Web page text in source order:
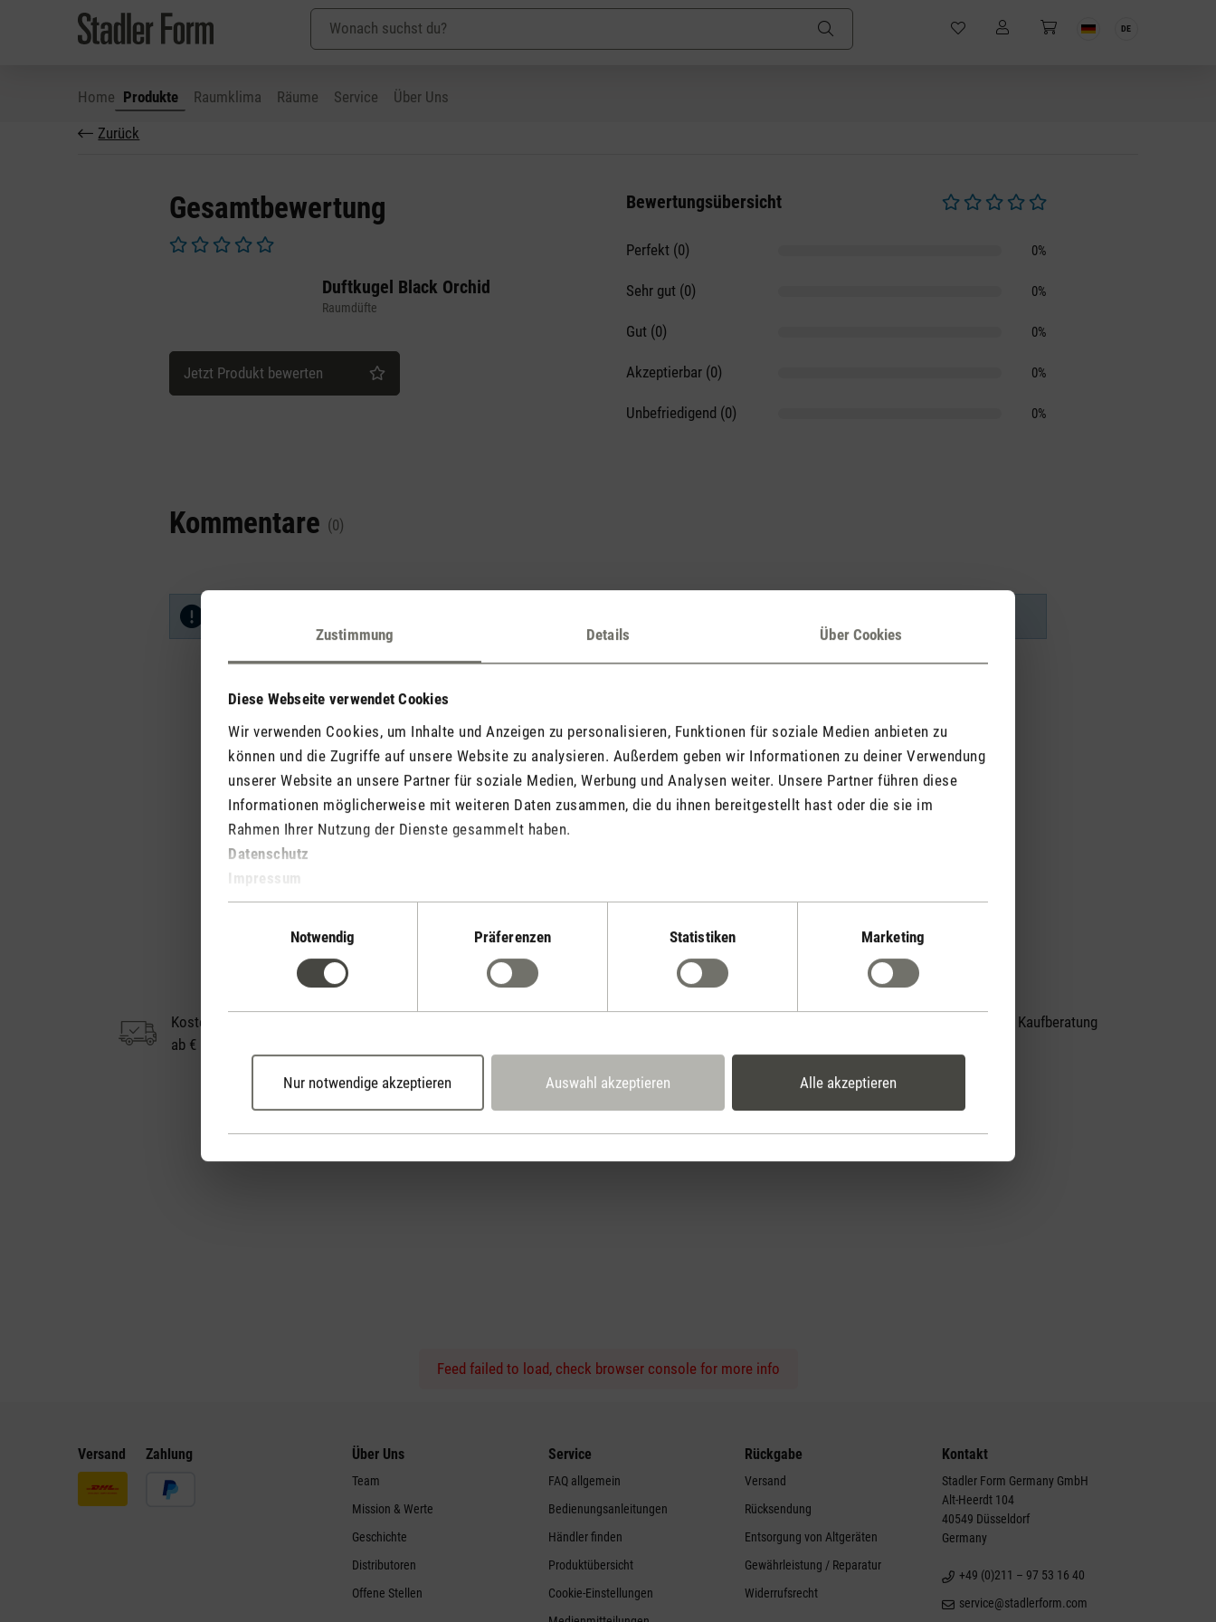
Zustimmung Details Über Cookies
Diese Webseite verwendet Cookies
Wir verwenden Cookies, um Inhalte und Anzeigen zu personalisieren, Funktionen für soziale Medien anbieten zu
können und die Zugriffe auf unsere Website zu analysieren. Außerdem geben wir Informationen zu deiner Verwendung
unserer Website an unsere Partner für soziale Medien, Werbung und Analysen weiter. Unsere Partner führen diese
Informationen möglicherweise mit weiteren Daten zusammen, die du ihnen bereitgestellt hast oder die sie im
Rahmen Ihrer Nutzung der Dienste gesammelt haben.
Datenschutz
Impressum
Notwendig
Präferenzen Statistiken Marketing
Nur notwendige akzeptieren Auswahl akzeptieren Alle akzeptieren
Hauptinhalt springen
Zur Suche springen
Zur Hauptnavigation springen
DE
Home Produkte Raumklima Räume Service
Über Uns
Zurück
Gesamtbewertung
Duftkugel Black Orchid
Raumdüfte
Jetzt Produkt bewerten
Bewertungsübersicht
Perfekt (0) 0%
Sehr gut (0) 0%
Gut (0) 0%
Akzeptierbar (0) 0%
Unbefriedigend (0) 0%
Kommentare (0)
Jetzt Produkt bewerten
Kostenloser Versand
ab € 50
Persönliche Kaufberatung
Feed failed to load, check browser console for more info
Versand Zahlung Über Uns
Team
Mission & Werte
Geschichte
Distributoren
Offene Stellen
Service
FAQ allgemein
Bedienungsanleitungen
Händler finden
Produktübersicht
Cookie-Einstellungen
Rückgabe
Versand
Rücksendung
Entsorgung von Altgeräten
Gewährleistung / Reparatur
Widerrufsrecht
Kontakt
Stadler Form Germany GmbH
Alt-Heerdt 104
40549 Düsseldorf
Germany
+49 (0)211 – 97 53 16 40
service@stadlerform.com